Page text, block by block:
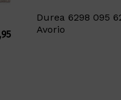
Durea 6298 095
Avorio